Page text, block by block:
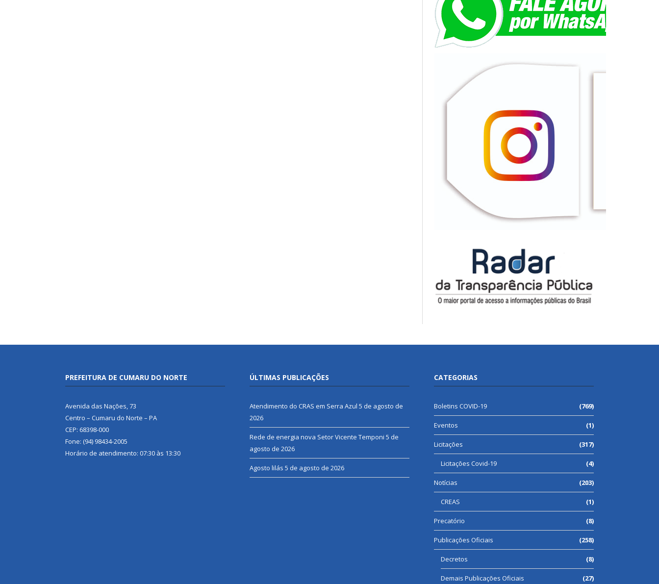
PREFEITURA DE CUMARU DO NORTE
Avenida das Nações, 73
Centro – Cumaru do Norte – PA
CEP: 68398-000
Fone: (94) 98434-2005
Horário de atendimento: 07:30 às 13:30
ÚLTIMAS PUBLICAÇÕES
Atendimento do CRAS em Serra Azul 5 de agosto de
2026
Rede de energia nova Setor Vicente Temponi 5 de
agosto de 2026
Agosto lilás 5 de agosto de 2026
CATEGORIAS
Boletins COVID-19 (769)
Eventos (1)
Licitações (317)
Licitações Covid-19 (4)
Notícias (203)
CREAS (1)
Precatório (8)
Publicações Oficiais (258)
Decretos (8)
Demais Publicações Oficiais (27)